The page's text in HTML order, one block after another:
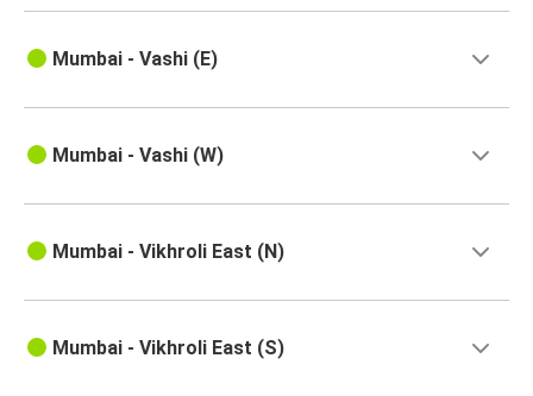
Mumbai - Vashi (E)
Mumbai - Vashi (W)
Mumbai - Vikhroli East (N)
Mumbai - Vikhroli East (S)